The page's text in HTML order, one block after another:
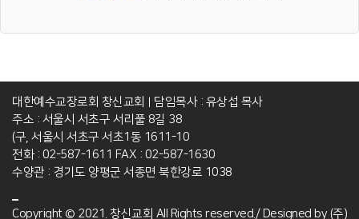
대한예수교장로회 창신교회
담임목사 : 유상섭 목사
주소 : 서울시 서초구 서리풀 8길 38
(구, 서울시 서초구 서초1동 1611-10
전화 : 02-587-1611 FAX : 02-587-1630
수양관 : 경기도 양평군 서종면 북한강로 1038
Copyright © 2021. 창신교회 All Rights reserved./ Designed by (주)